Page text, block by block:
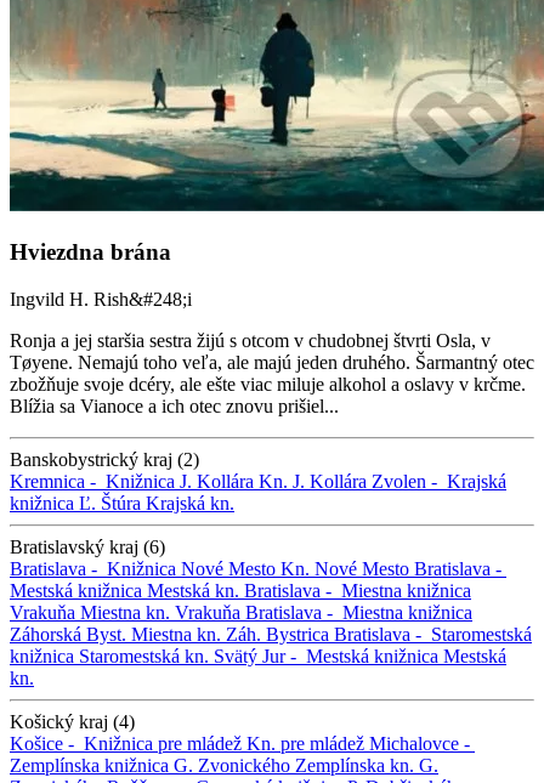
Hviezdna brána
Ingvild H. Rish&#248;i
Ronja a jej staršia sestra žijú s otcom v chudobnej štvrti Osla, v
Tøyene. Nemajú toho veľa, ale majú jeden druhého. Šarmantný otec
zbožňuje svoje dcéry, ale ešte viac miluje alkohol a oslavy v krčme.
Blížia sa Vianoce a ich otec znovu prišiel...
Banskobystrický kraj (2)
Kremnica - Knižnica J. Kollára Kn. J. Kollára Zvolen - Krajská
knižnica Ľ. Štúra Krajská kn.
Bratislavský kraj (6)
Bratislava - Knižnica Nové Mesto Kn. Nové Mesto Bratislava -
Mestská knižnica Mestská kn. Bratislava - Miestna knižnica
Vrakuňa Miestna kn. Vrakuňa Bratislava - Miestna knižnica
Záhorská Byst. Miestna kn. Záh. Bystrica Bratislava - Staromestská
knižnica Staromestská kn. Svätý Jur - Mestská knižnica Mestská
kn.
Košický kraj (4)
Košice - Knižnica pre mládež Kn. pre mládež Michalovce -
Zemplínska knižnica G. Zvonického Zemplínska kn. G.